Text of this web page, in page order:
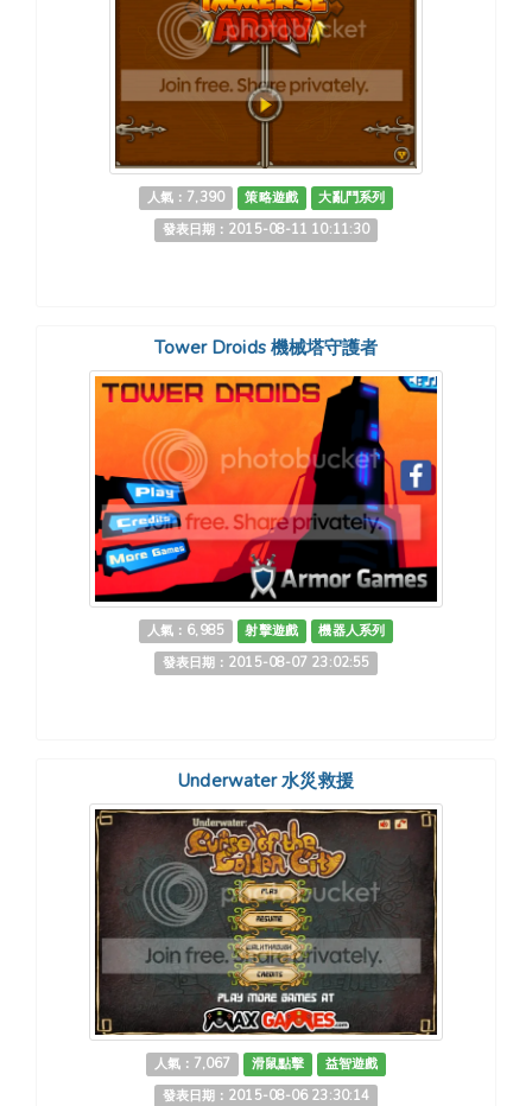
人氣：7,390 策略遊戲
大亂鬥系列
發表日期：2015-08-11 10:11:30
Tower Droids 機械塔守護者
人氣：6,985 射擊遊戲
機器人系列
發表日期：2015-08-07 23:02:55
Underwater 水災救援
人氣：7,067 滑鼠點擊
益智遊戲
發表日期：2015-08-06 23:30:14